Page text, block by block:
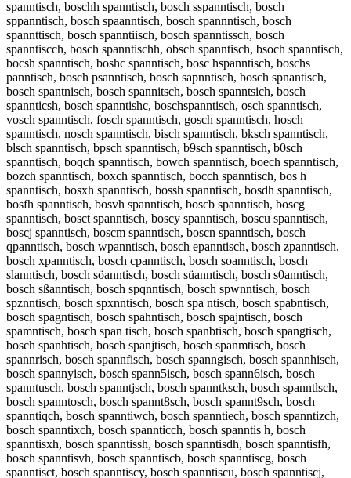
spanntisch, boschh spanntisch, bosch sspanntisch, bosch
sppanntisch, bosch spaanntisch, bosch spannntisch, bosch
spannttisch, bosch spanntiisch, bosch spanntissch, bosch
spanntiscch, bosch spanntischh, obsch spanntisch, bsoch spanntisch,
bocsh spanntisch, boshc spanntisch, bosc hspanntisch, boschs
panntisch, bosch psanntisch, bosch sapnntisch, bosch spnantisch,
bosch spantnisch, bosch spannitsch, bosch spanntsich, bosch
spannticsh, bosch spanntishc, boschspanntisch, osch spanntisch,
vosch spanntisch, fosch spanntisch, gosch spanntisch, hosch
spanntisch, nosch spanntisch, bisch spanntisch, bksch spanntisch,
blsch spanntisch, bpsch spanntisch, b9sch spanntisch, b0sch
spanntisch, boqch spanntisch, bowch spanntisch, boech spanntisch,
bozch spanntisch, boxch spanntisch, bocch spanntisch, bos h
spanntisch, bosxh spanntisch, bossh spanntisch, bosdh spanntisch,
bosfh spanntisch, bosvh spanntisch, boscb spanntisch, boscg
spanntisch, bosct spanntisch, boscy spanntisch, boscu spanntisch,
boscj spanntisch, boscm spanntisch, boscn spanntisch, bosch
qpanntisch, bosch wpanntisch, bosch epanntisch, bosch zpanntisch,
bosch xpanntisch, bosch cpanntisch, bosch soanntisch, bosch
slanntisch, bosch söanntisch, bosch süanntisch, bosch s0anntisch,
bosch sßanntisch, bosch spqnntisch, bosch spwnntisch, bosch
spznntisch, bosch spxnntisch, bosch spa ntisch, bosch spabntisch,
bosch spagntisch, bosch spahntisch, bosch spajntisch, bosch
spamntisch, bosch span tisch, bosch spanbtisch, bosch spangtisch,
bosch spanhtisch, bosch spanjtisch, bosch spanmtisch, bosch
spannrisch, bosch spannfisch, bosch spanngisch, bosch spannhisch,
bosch spannyisch, bosch spann5isch, bosch spann6isch, bosch
spanntusch, bosch spanntjsch, bosch spanntksch, bosch spanntlsch,
bosch spanntosch, bosch spannt8sch, bosch spannt9sch, bosch
spanntiqch, bosch spanntiwch, bosch spanntiech, bosch spanntizch,
bosch spanntixch, bosch spannticch, bosch spanntis h, bosch
spanntisxh, bosch spanntissh, bosch spanntisdh, bosch spanntisfh,
bosch spanntisvh, bosch spanntiscb, bosch spanntiscg, bosch
spanntisct, bosch spanntiscy, bosch spanntiscu, bosch spanntiscj,